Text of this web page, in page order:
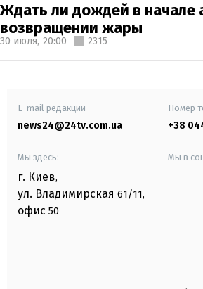
Ждать ли дождей в начале
возвращении жары
30 июля, 20:00 2315
E-mail редакции
news24@24tv.com.ua
Номер
+38
Мы здесь:
г. Киев,
ул. Владимирская 61/11,
офис 50
Мы в